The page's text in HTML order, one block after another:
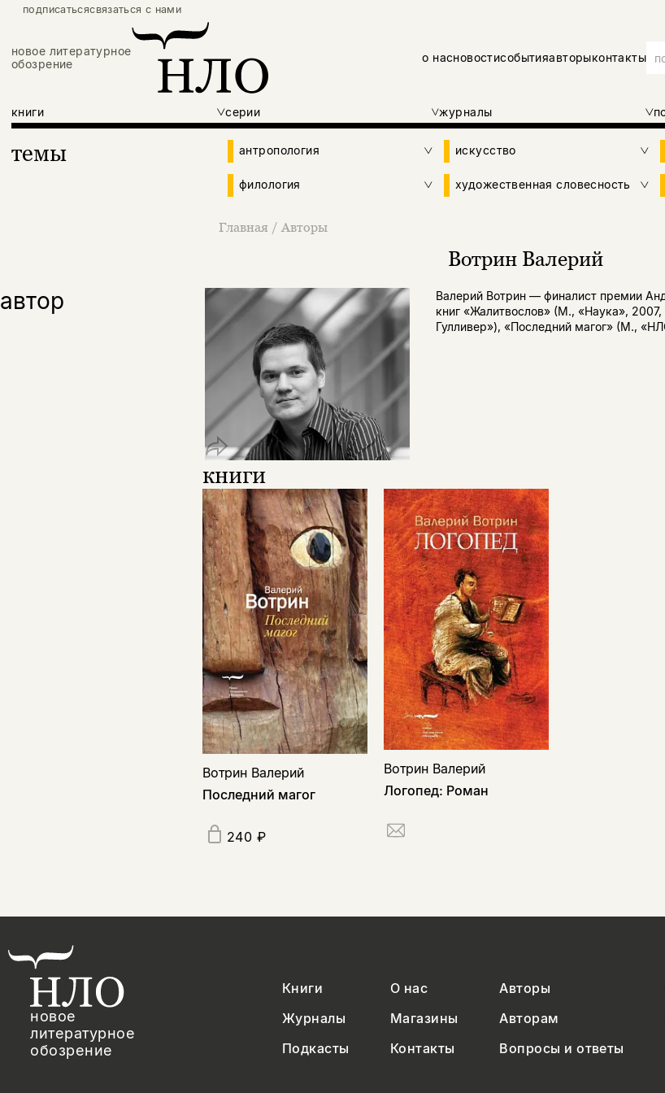
подписатьсясвязаться с нами
новое литературное
обозрение
о насновостисобытияавторыконтакты
книги серии журналы
темы антропология искусство
филология художественная словесность
Главная / Авторы
Вотрин Валерий
автор
Валерий Вотрин — финалист премии
книг «Жалитвослов» (М., «Наука», 2007,
Гулливер»), «По­следний магог» (М.,
книги
Вотрин Валерий
Последний магог
240 ₽
Вотрин Валерий
Логопед: Роман
новое
литературное
обозрение
Книги О нас Авторы
Журналы
Магазины Авторам
Подкасты
Контакты Вопросы и ответы